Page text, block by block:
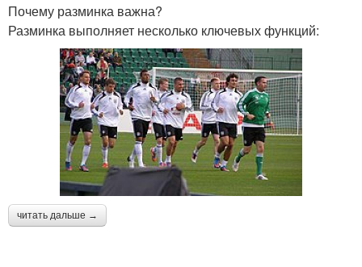
Почему разминка важна?
Разминка выполняет несколько ключевых функций:
читать дальше →